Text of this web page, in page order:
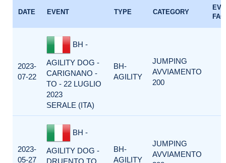
DATE EVENT TYPE CATEGORY
2023-
07-22
BH -
AGILITY DOG -
CARIGNANO -
TO - 22 LUGLIO
2023
SERALE (ITA)
BH-
AGILITY
JUMPING
AVVIAMENTO
200
2023-
05-27
BH -
AGILITY DOG -
DRUENTO TO
BH-
AGILITY
JUMPING
AVVIAMENTO